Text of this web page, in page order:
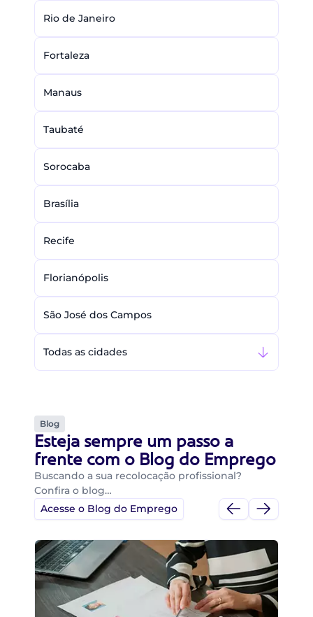
Rio de Janeiro
Fortaleza
Manaus
Taubaté
Sorocaba
Brasília
Recife
Florianópolis
São José dos Campos
Todas as cidades
Blog
Esteja sempre um passo a
frente com o Blog do Emprego
Buscando a sua recolocação profissional?
Confira o blog…
Acesse o Blog do Emprego